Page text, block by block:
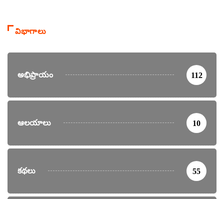
విభాగాలు
అభిప్రాయం 112
ఆలయాలు 10
కథలు 55